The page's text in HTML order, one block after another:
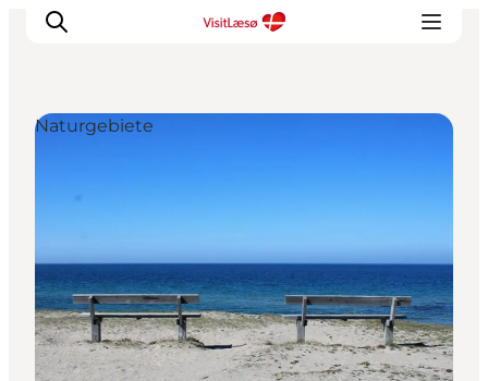
Naturgebiete